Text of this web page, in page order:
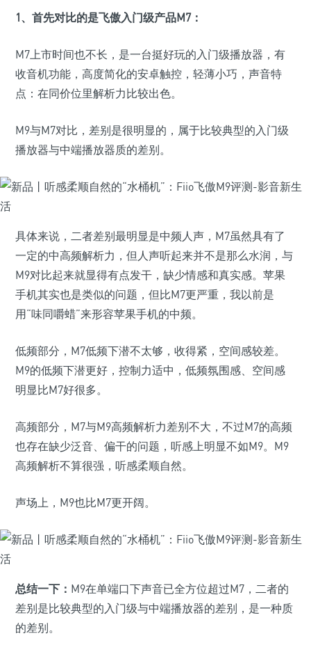
1、首先对比的是飞傲入门级产品M7：
M7上市时间也不长，是一台挺好玩的入门级播放器，有
收音机功能，高度简化的安卓触控，轻薄小巧，声音特
点：在同价位里解析力比较出色。
M9与M7对比，差别是很明显的，属于比较典型的入门级
播放器与中端播放器质的差别。
具体来说，二者差别最明显是中频人声，M7虽然具有了
一定的中高频解析力，但人声听起来并不是那么水润，与
M9对比起来就显得有点发干，缺少情感和真实感。苹果
手机其实也是类似的问题，但比M7更严重，我以前是
用“味同嚼蜡”来形容苹果手机的中频。
低频部分，M7低频下潜不太够，收得紧，空间感较差。
M9的低频下潜更好，控制力适中，低频氛围感、空间感
明显比M7好很多。
高频部分，M7与M9高频解析力差别不大，不过M7的高频
也存在缺少泛音、偏干的问题，听感上明显不如M9。M9
高频解析不算很强，听感柔顺自然。
声场上，M9也比M7更开阔。
总结一下： M9在单端口下声音已全方位超过M7，二者的
差别是比较典型的入门级与中端播放器的差别，是一种质
的差别。